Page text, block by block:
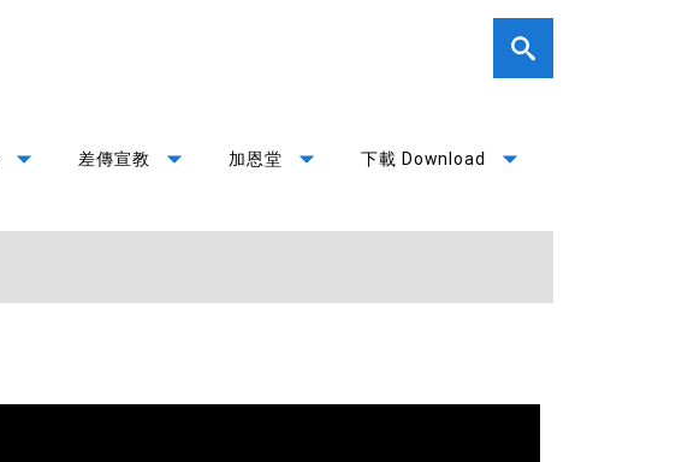
arrow_drop_down 差傳宣教 arrow_drop_down 加恩堂 arrow_drop_down 下載 Download arrow_drop_down